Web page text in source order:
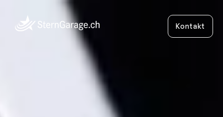
Kontakt